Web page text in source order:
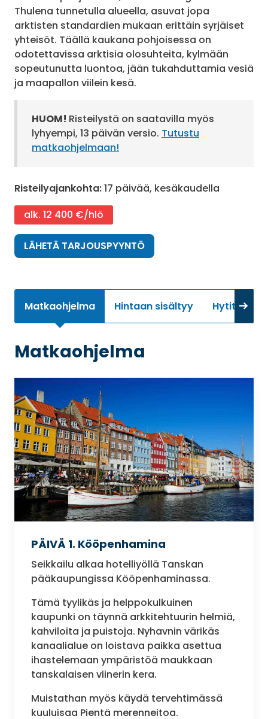
Thulena tunnetulla alueella, asuvat jopa
arktisten standardien mukaan erittäin syrjäiset
yhteisöt. Täällä kaukana pohjoisessa on
odotettavissa arktisia olosuhteita, kylmään
sopeutunutta luontoa, jään tukahduttamia vesiä
ja maapallon viilein kesä.
HUOM! Risteilystä on saatavilla myös
lyhyempi, 13 päivän versio. Tutustu
matkaohjelmaan!
Risteilyajankohta:17 päivää, kesäkaudella
alk. 12 400 €/hlö
LÄHETÄ TARJOUSPYYNTÖ
Matkaohjelma Hintaan sisältyy Hytit
Matkaohjelma
PÄIVÄ 1. Kööpenhamina
Seikkailu alkaa hotelliyöllä Tanskan
pääkaupungissa Kööpenhaminassa.
Tämä tyylikäs ja helppokulkuinen
kaupunki on täynnä arkkitehtuurin helmiä,
kahviloita ja puistoja. Nyhavnin värikäs
kanaalialue on loistava paikka asettua
ihastelemaan ympäristöä maukkaan
tanskalaisen viinerin kera.
Muistathan myös käydä tervehtimässä
kuuluisaa Pientä merenneitoa.